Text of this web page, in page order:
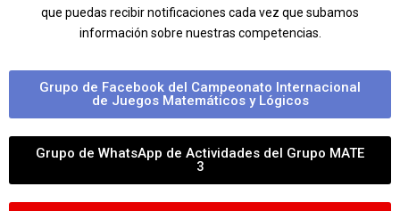
que puedas recibir notificaciones cada vez que subamos
información sobre nuestras competencias.
Grupo de Facebook del Campeonato Internacional
de Juegos Matemáticos y Lógicos
Grupo de WhatsApp de Actividades del Grupo MATE
3